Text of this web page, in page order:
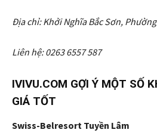
Địa chỉ: Khởi Nghĩa Bắc Sơn,
Liên hệ: 0263 6557 587
IVIVU.COM GỢI Ý MỘT SỐ
GIÁ TỐT
Swiss-Belresort Tuyền Lâm